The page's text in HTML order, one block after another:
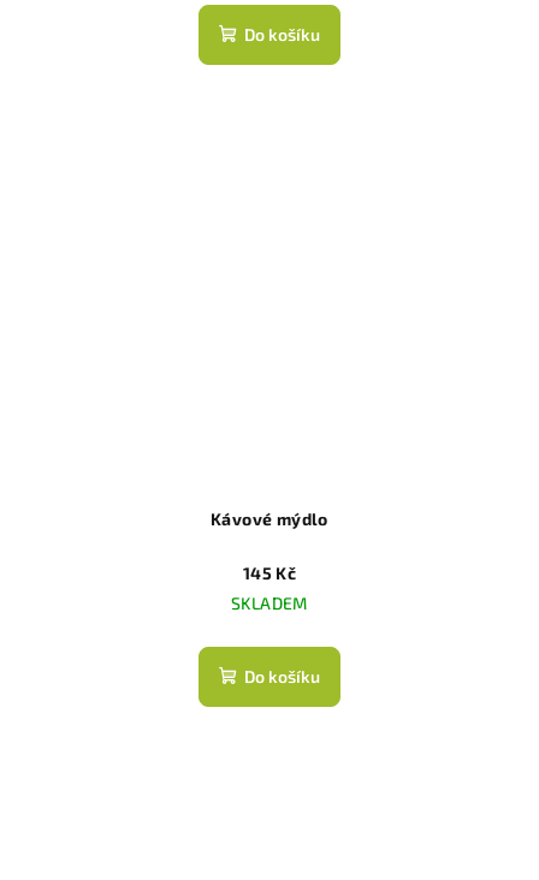
Do košíku
Kávové mýdlo
145 Kč
SKLADEM
Do košíku